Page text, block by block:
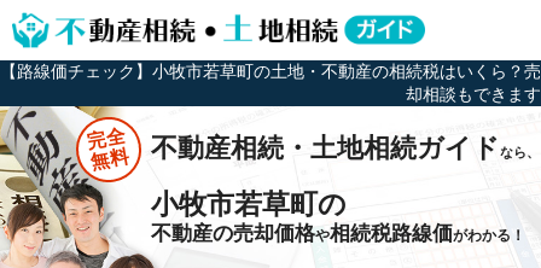
【路線価チェック】小牧市若草町の土地・不動産の相続税はいくら？売
却相談もできます
完全
無料 不動産相続・土地相続ガイドなら、
小牧市若草町の
不動産の売却価格や相続税路線価がわかる！